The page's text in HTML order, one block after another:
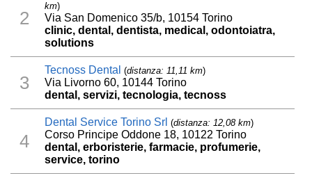
2
km)
Via San Domenico 35/b, 10154 Torino
clinic, dental, dentista, medical, odontoiatra,
solutions
3
Tecnoss Dental (distanza: 11,11 km)
Via Livorno 60, 10144 Torino
dental, servizi, tecnologia, tecnoss
4
Dental Service Torino Srl (distanza: 12,08 km)
Corso Principe Oddone 18, 10122 Torino
dental, erboristerie, farmacie, profumerie,
service, torino